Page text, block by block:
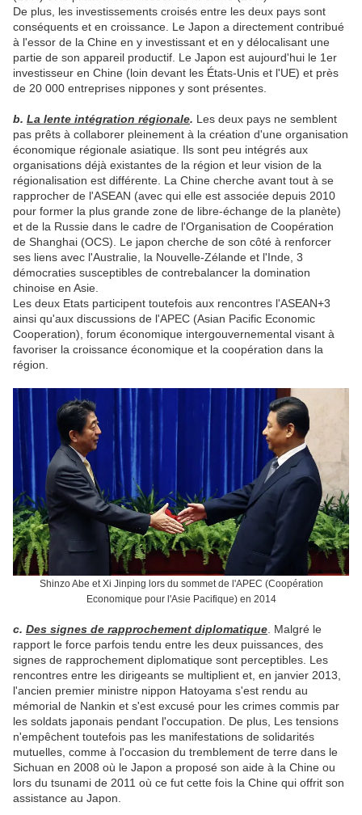
De plus, les investissements croisés entre les deux pays sont
conséquents et en croissance. Le Japon a directement contribué
à l'essor de la Chine en y investissant et en y délocalisant une
partie de son appareil productif. Le Japon est aujourd'hui le 1er
investisseur en Chine (loin devant les États-Unis et l'UE) et près
de 20 000 entreprises nippones y sont présentes.
b. La lente intégration régionale. Les deux pays ne semblent
pas prêts à collaborer pleinement à la création d'une organisation
économique régionale asiatique. Ils sont peu intégrés aux
organisations déjà existantes de la région et leur vision de la
régionalisation est différente. La Chine cherche avant tout à se
rapprocher de l'ASEAN (avec qui elle est associée depuis 2010
pour former la plus grande zone de libre-échange de la planète)
et de la Russie dans le cadre de l'Organisation de Coopération
de Shanghai (OCS). Le japon cherche de son côté à renforcer
ses liens avec l'Australie, la Nouvelle-Zélande et l'Inde, 3
démocraties susceptibles de contrebalancer la domination
chinoise en Asie.
Les deux Etats participent toutefois aux rencontres l'ASEAN+3
ainsi qu'aux discussions de l'APEC (Asian Pacific Economic
Cooperation), forum économique intergouvernemental visant à
favoriser la croissance économique et la coopération dans la
région.
Shinzo Abe et Xi Jinping lors du sommet de l'APEC (Coopération
Economique pour l'Asie Pacifique) en 2014
c. Des signes de rapprochement diplomatique . Malgré le
rapport le force parfois tendu entre les deux puissances, des
signes de rapprochement diplomatique sont perceptibles. Les
rencontres entre les dirigeants se multiplient et, en janvier 2013,
l'ancien premier ministre nippon Hatoyama s'est rendu au
mémorial de Nankin et s'est excusé pour les crimes commis par
les soldats japonais pendant l'occupation. De plus, Les tensions
n'empêchent toutefois pas les manifestations de solidarités
mutuelles, comme à l'occasion du tremblement de terre dans le
Sichuan en 2008 où le Japon a proposé son aide à la Chine ou
lors du tsunami de 2011 où ce fut cette fois la Chine qui offrit son
assistance au Japon.